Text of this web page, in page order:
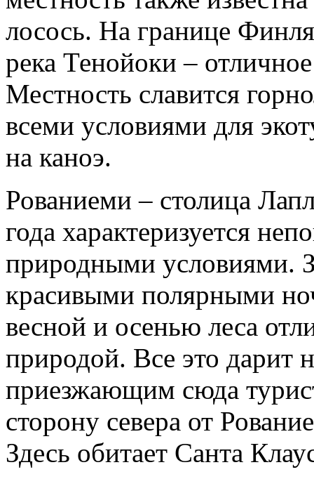
лосось. На границе
река Тенойоки –
Местность славится
всеми условиями для
на каноэ.
Рованиеми – столица
года характеризуется
природными условиями.
красивыми полярными
весной и осенью леса
природой. Все это дарит
приезжающим сюда
сторону севера от
Здесь обитает Санта